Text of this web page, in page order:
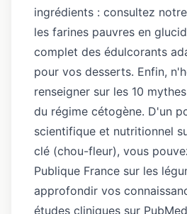
ingrédients : consultez
les farines pauvres en
complet des édulcorants
pour vos desserts. Enfin,
renseigner sur les 10
du régime cétogène. D'un
scientifique et nutritionnel
clé (chou-fleur), vous
Publique France sur les
approfondir vos
études cliniques sur PubMed